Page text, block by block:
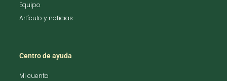
Equipo
Artículo y noticias
Centro de ayuda
Mi cuenta